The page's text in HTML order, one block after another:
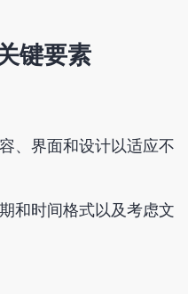
键要素
、界面和设计以适应不
和时间格式以及考虑文